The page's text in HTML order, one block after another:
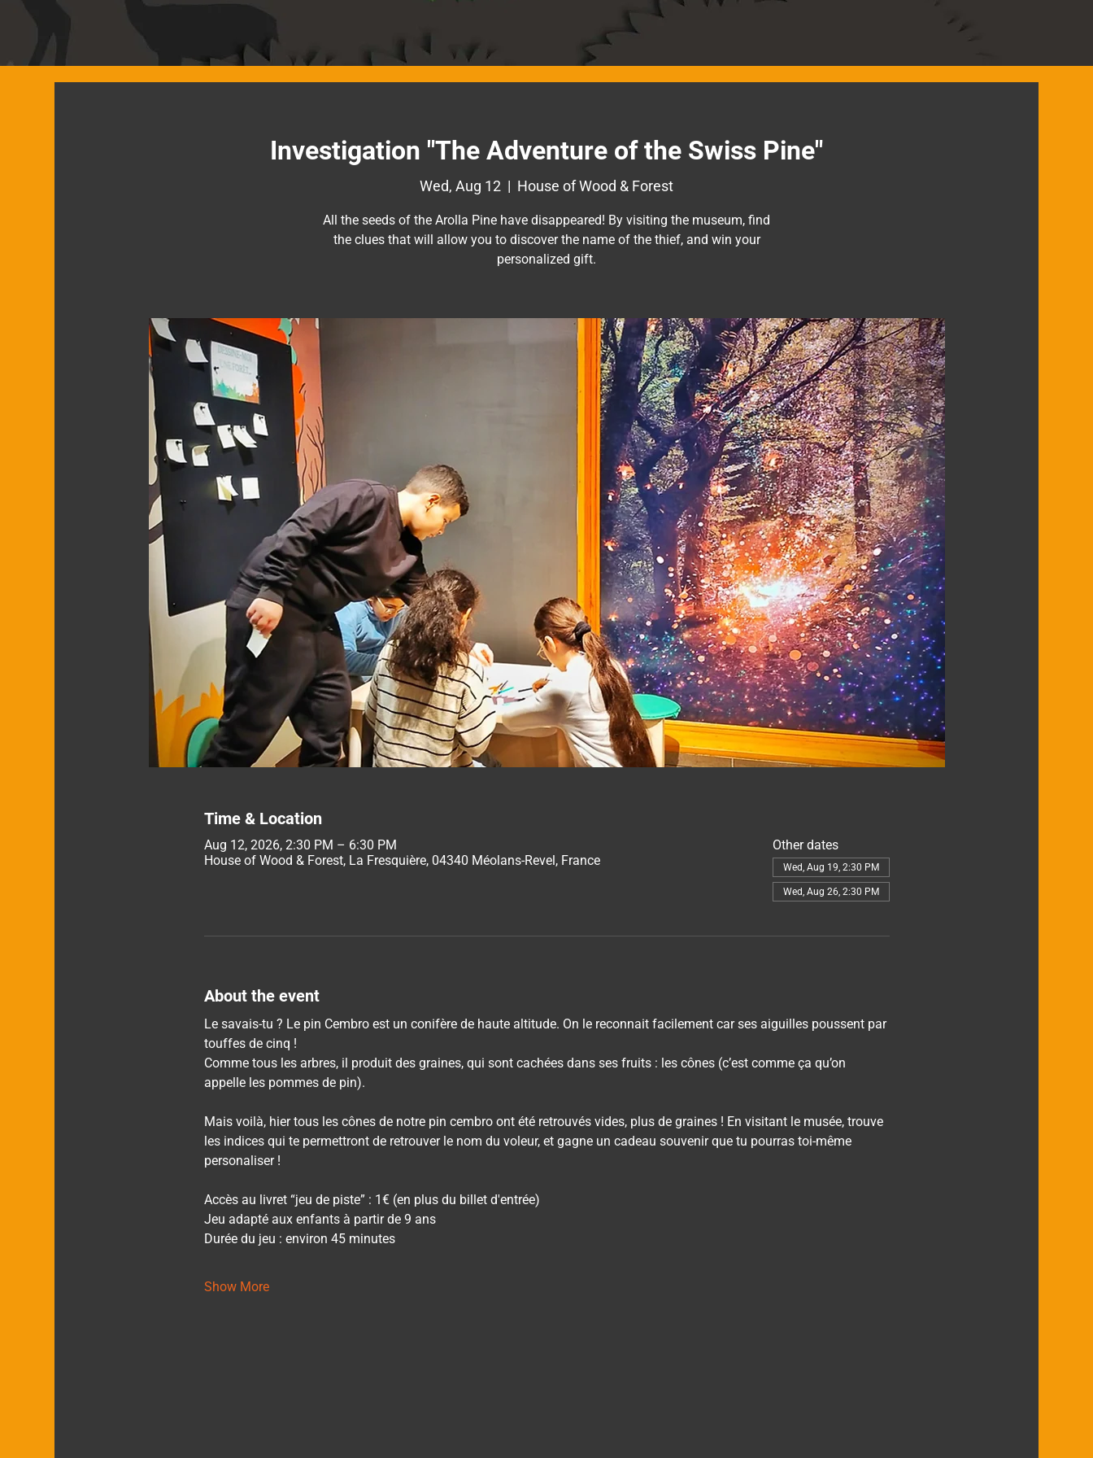
Investigation "The Adventure of the Swiss Pine"
Wed, Aug 12
  |
House of Wood & Forest
All the seeds of the Arolla Pine have disappeared! By visiting the museum, find
the clues that will allow you to discover the name of the thief, and win your
personalized gift.
Time & Location
Aug 12, 2026, 2:30 PM – 6:30 PM
House of Wood & Forest, La Fresquière, 04340 Méolans-Revel, France
Other dates
Wed, Aug 19, 2:30 PM
Wed, Aug 26, 2:30 PM
About the event
Le savais-tu ? Le pin Cembro est un conifère de haute altitude. On le reconnait facilement car ses aiguilles poussent par
touffes de cinq !
Comme tous les arbres, il produit des graines, qui sont cachées dans ses fruits : les cônes (c’est comme ça qu’on
appelle les pommes de pin).
Mais voilà, hier tous les cônes de notre pin cembro ont été retrouvés vides, plus de graines ! En visitant le musée, trouve
les indices qui te permettront de retrouver le nom du voleur, et gagne un cadeau souvenir que tu pourras toi-même
personaliser !
Accès au livret “jeu de piste” : 1€ (en plus du billet d'entrée)
Jeu adapté aux enfants à partir de 9 ans
Durée du jeu : environ 45 minutes
Show More